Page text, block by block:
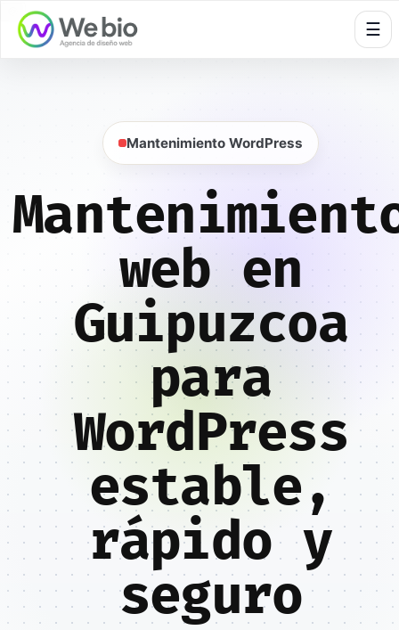
☰
Mantenimiento WordPress
web en
Guipuzcoa
para
WordPress
estable,
rápido y
seguro